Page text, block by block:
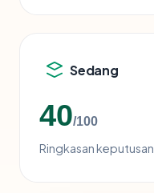
Sedang
40/100
Ringkasan keputusan